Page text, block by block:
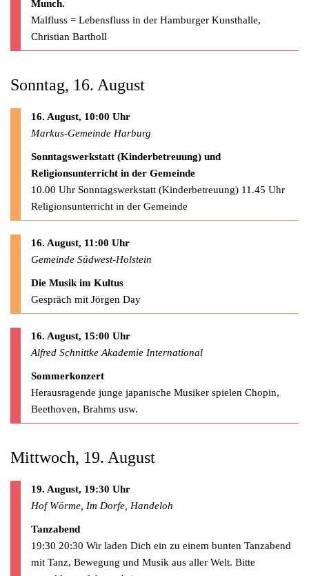
Munch.
Malfluss = Lebensfluss in der Hamburger Kunsthalle,
Christian Bartholl
Sonntag, 16. August
16. August, 10:00 Uhr
Markus-Gemeinde Harburg
Sonntagswerkstatt (Kinderbetreuung) und
Religionsunterricht in der Gemeinde
10.00 Uhr Sonntagswerkstatt (Kinderbetreuung) 11.45 Uhr
Religionsunterricht in der Gemeinde
16. August, 11:00 Uhr
Gemeinde Südwest-Holstein
Die Musik im Kultus
Gespräch mit Jörgen Day
16. August, 15:00 Uhr
Alfred Schnittke Akademie International
Sommerkonzert
Herausragende junge japanische Musiker spielen Chopin,
Beethoven, Brahms usw.
Mittwoch, 19. August
19. August, 19:30 Uhr
Hof Wörme, Im Dorfe, Handeloh
Tanzabend
19:30 20:30 Wir laden Dich ein zu einem bunten Tanzabend
mit Tanz, Bewegung und Musik aus aller Welt. Bitte